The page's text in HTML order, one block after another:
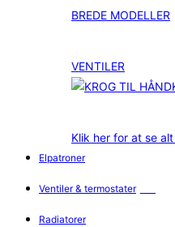
BREDE MODELLER
VENTILER
Klik her for at se
Elpatroner
Ventiler & termostater
Radiatorer